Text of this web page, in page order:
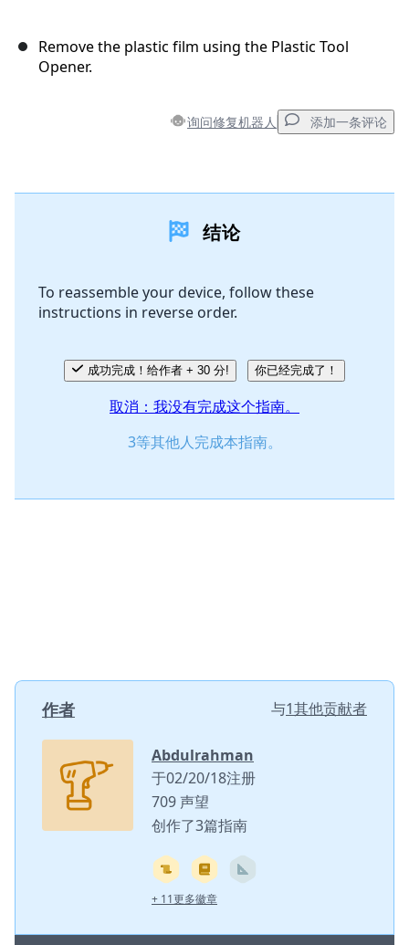
Remove the plastic film using the Plastic Tool
Opener.
询问修复机器人 添加一条评论
结论
To reassemble your device, follow these
instructions in reverse order.
成功完成！给作者 + 30 分! 你已经完成了！
取消：我没有完成这个指南。
3等其他人完成本指南。
作者 与1其他贡献者
Abdulrahman
于02/20/18注册
709 声望
创作了3篇指南
+ 11更多徽章